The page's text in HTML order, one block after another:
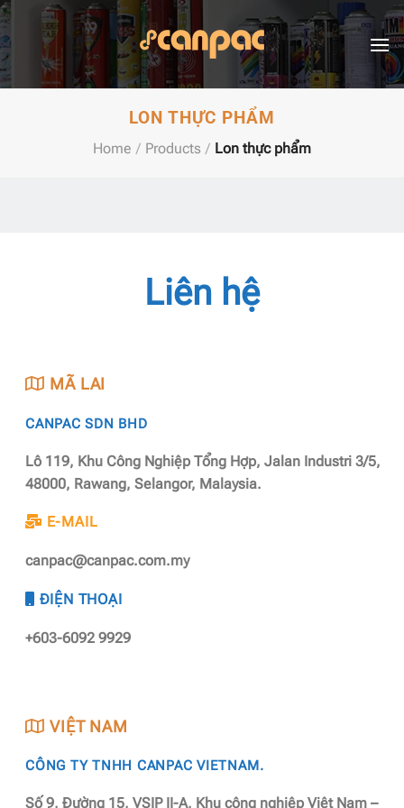
Skip
to
content
LON THỰC PHẨM
Home / Products / Lon thực phẩm
Liên hệ
MÃ LAI
CANPAC SDN BHD
Lô 119, Khu Công Nghiệp Tổng Hợp, Jalan Industri 3/5,
48000, Rawang, Selangor, Malaysia.
E-MAIL
canpac@canpac.com.my
ĐIỆN THOẠI
+603-6092 9929
VIỆT NAM
CÔNG TY TNHH CANPAC VIETNAM.
Số 9, Đường 15, VSIP II-A, Khu công nghiệp Việt Nam –